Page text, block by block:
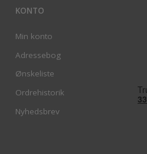
KONTO
Min konto
Adressebog
Ønskeliste
Ordrehistorik
Nyhedsbrev